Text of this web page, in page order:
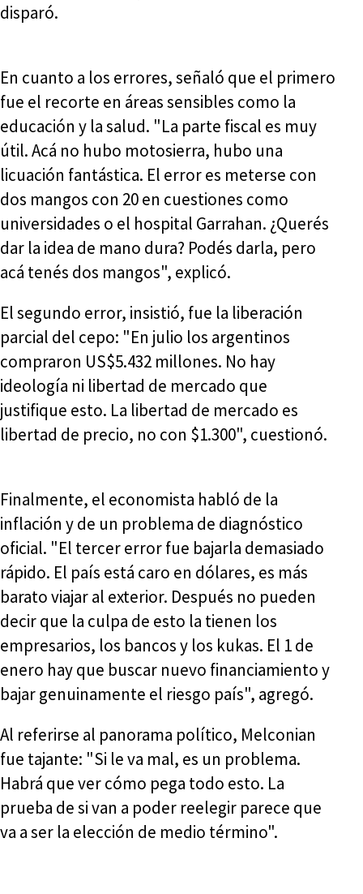
disparó.
En cuanto a los errores, señaló que el primero
fue el recorte en áreas sensibles como la
educación y la salud. "La parte fiscal es muy
útil. Acá no hubo motosierra, hubo una
licuación fantástica. El error es meterse con
dos mangos con 20 en cuestiones como
universidades o el hospital Garrahan. ¿Querés
dar la idea de mano dura? Podés darla, pero
acá tenés dos mangos", explicó.
El segundo error, insistió, fue la liberación
parcial del cepo: "En julio los argentinos
compraron US$5.432 millones. No hay
ideología ni libertad de mercado que
justifique esto. La libertad de mercado es
libertad de precio, no con $1.300", cuestionó.
Finalmente, el economista habló de la
inflación y de un problema de diagnóstico
oficial. "El tercer error fue bajarla demasiado
rápido. El país está caro en dólares, es más
barato viajar al exterior. Después no pueden
decir que la culpa de esto la tienen los
empresarios, los bancos y los kukas. El 1 de
enero hay que buscar nuevo financiamiento y
bajar genuinamente el riesgo país", agregó.
Al referirse al panorama político, Melconian
fue tajante: "Si le va mal, es un problema.
Habrá que ver cómo pega todo esto. La
prueba de si van a poder reelegir parece que
va a ser la elección de medio término".